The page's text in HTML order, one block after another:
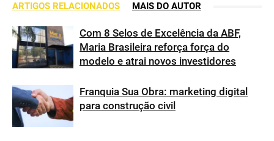
ARTIGOS RELACIONADOS MAIS DO AUTOR
Com 8 Selos de Excelência da ABF,
Maria Brasileira reforça força do
modelo e atrai novos investidores
Franquia Sua Obra: marketing digital
para construção civil